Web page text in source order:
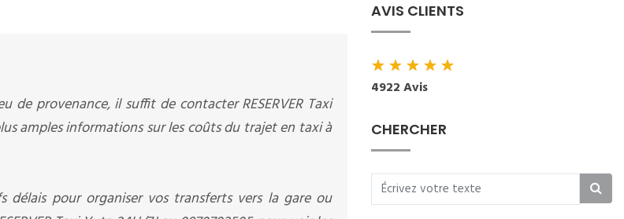
provenance, il suffit de contacter RESERVER Taxi
amples informations sur les coûts du trajet en taxi à
pour organiser vos transferts vers la gare ou
AVIS CLIENTS
★★★★★
4922 Avis
CHERCHER